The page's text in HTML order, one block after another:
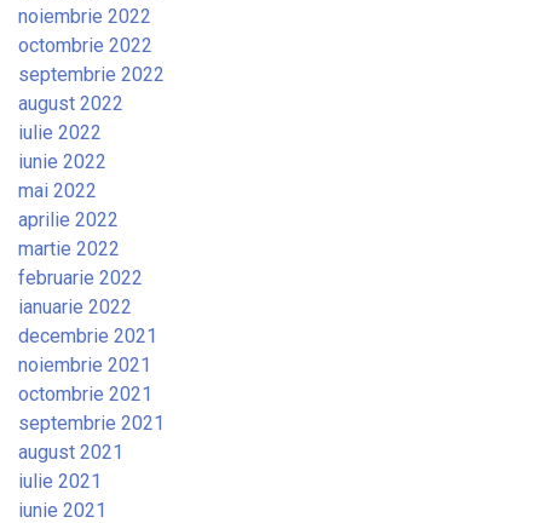
noiembrie 2022
octombrie 2022
septembrie 2022
august 2022
iulie 2022
iunie 2022
mai 2022
aprilie 2022
martie 2022
februarie 2022
ianuarie 2022
decembrie 2021
noiembrie 2021
octombrie 2021
septembrie 2021
august 2021
iulie 2021
iunie 2021